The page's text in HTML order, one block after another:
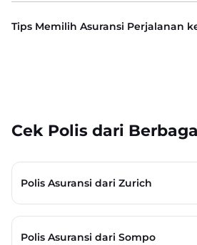
Tips Memilih Asuransi Perjalanan
Cek Polis dari
Polis Asuransi dari Zurich
Polis Asuransi dari Sompo